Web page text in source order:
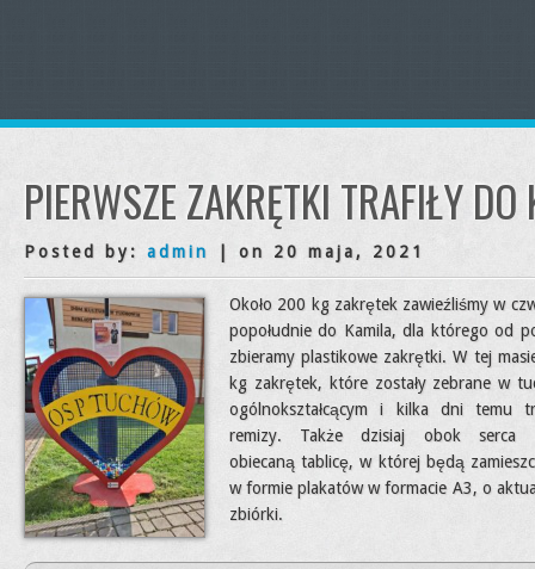
PIERWSZE ZAKRĘTKI TRAFIŁY
Posted by: admin | on 20 maja, 2021
Około 200 kg zakrętek zawieźliśmy w
popołudnie do Kamila, dla którego od
zbieramy plastikowe zakrętki. W tej
kg zakrętek, które zostały zebrane w
ogólnokształcącym i kilka dni temu
remizy. Także dzisiaj obok serca
obiecaną tablicę, w której będą
w formie plakatów w formacie A3, o
zbiórki.